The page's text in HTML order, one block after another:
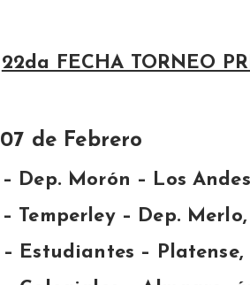
22da FECHA TORNEO
de Febrero
– Dep. Morón – Los
– Temperley – Dep.
– Estudiantes –